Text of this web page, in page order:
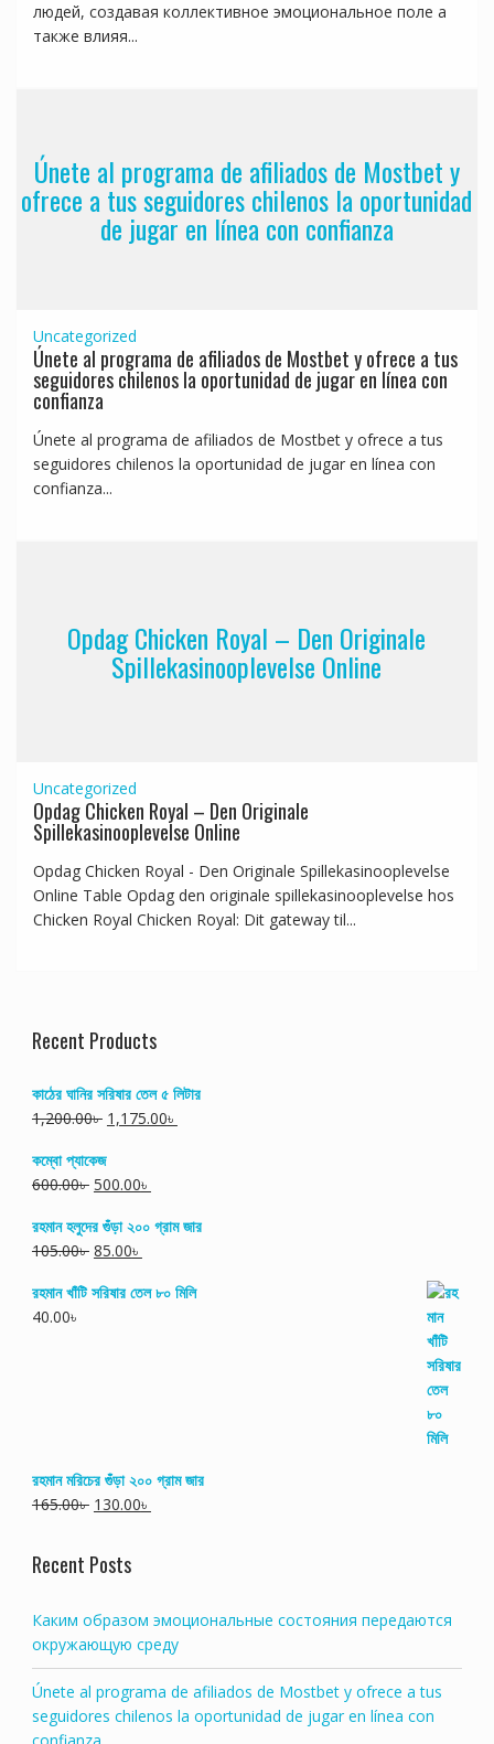
людей, создавая коллективное эмоциональное поле а
также влияя...
Únete al programa de afiliados de Mostbet y
ofrece a tus seguidores chilenos la oportunidad
de jugar en línea con confianza
Uncategorized
Únete al programa de afiliados de Mostbet y ofrece a tus
seguidores chilenos la oportunidad de jugar en línea con
confianza
Únete al programa de afiliados de Mostbet y ofrece a tus
seguidores chilenos la oportunidad de jugar en línea con
confianza...
Opdag Chicken Royal – Den Originale
Spillekasinooplevelse Online
Uncategorized
Opdag Chicken Royal – Den Originale
Spillekasinooplevelse Online
Opdag Chicken Royal - Den Originale Spillekasinooplevelse
Online Table Opdag den originale spillekasinooplevelse hos
Chicken Royal Chicken Royal: Dit gateway til...
Recent Products
কাঠের ঘানির সরিষার তেল ৫ লিটার
1,200.00৳ 1,175.00৳
কম্বো প্যাকেজ
600.00৳ 500.00৳
রহমান হলুদের গুঁড়া ২০০ গ্রাম জার
105.00৳ 85.00৳
রহমান খাঁটি সরিষার তেল ৮০ মিলি
40.00৳
রহমান মরিচের গুঁড়া ২০০ গ্রাম জার
165.00৳ 130.00৳
Recent Posts
Каким образом эмоциональные состояния передаются
окружающую среду
Únete al programa de afiliados de Mostbet y ofrece a tus
seguidores chilenos la oportunidad de jugar en línea con